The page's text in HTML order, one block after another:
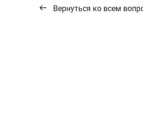
Вернуться ко всем